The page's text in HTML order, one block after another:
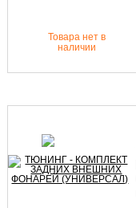
Товара нет в
наличии